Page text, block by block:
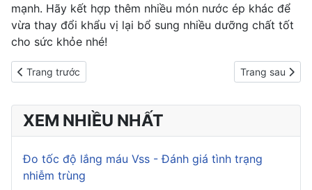
mạnh. Hãy kết hợp thêm nhiều món nước ép khác để
vừa thay đổi khẩu vị lại bổ sung nhiều dưỡng chất tốt
cho sức khỏe nhé!
Previous article: Sự thật về uống sữa đậu nành có giảm cân
Trang trước Next article:
Trang sau
XEM NHIỀU NHẤT
Đo tốc độ lắng máu Vss - Đánh giá tình trạng
nhiễm trùng